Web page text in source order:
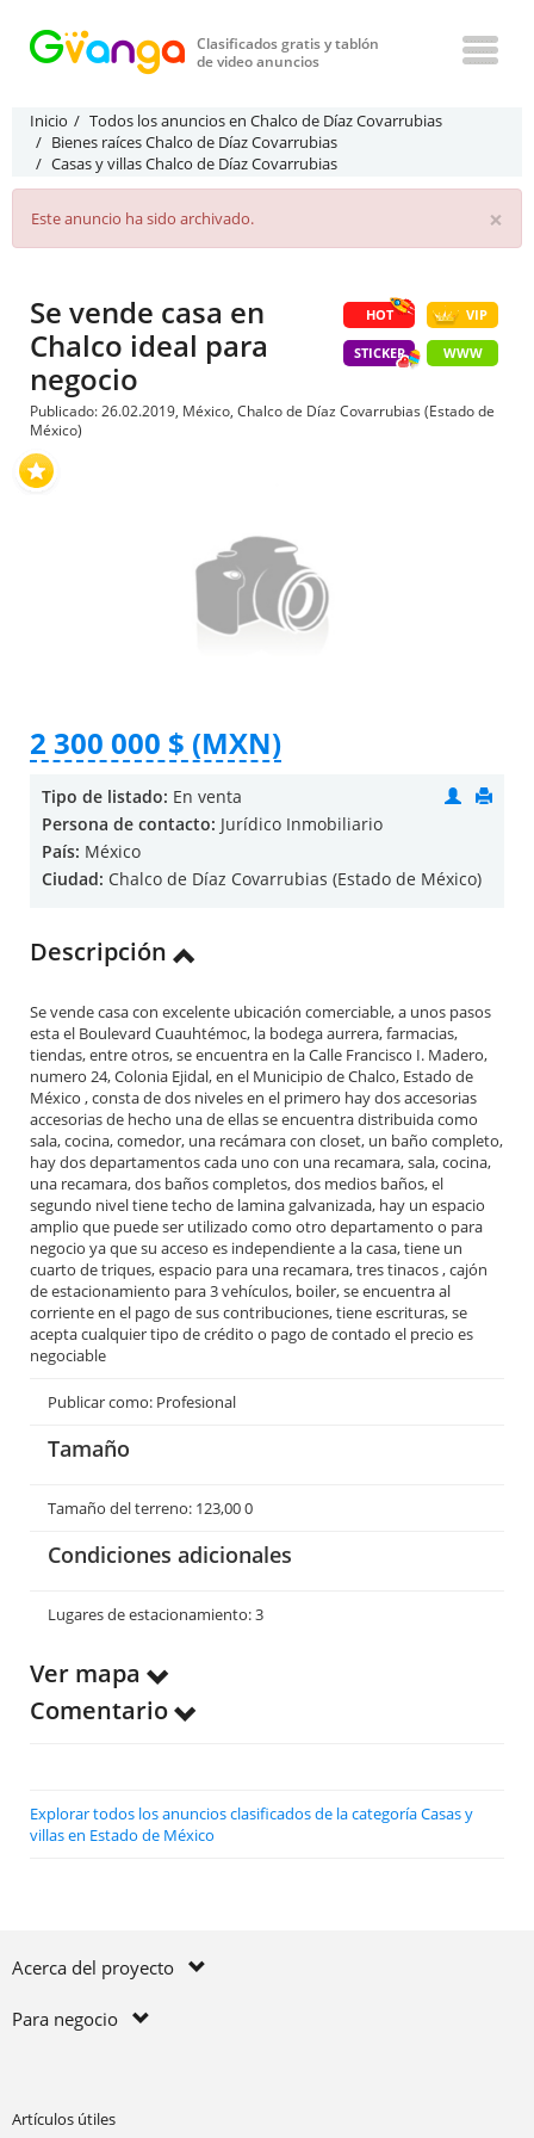
Clasificados gratis y tablón
de video anuncios
Inicio
Todos los anuncios en Chalco de Díaz Covarrubias
Bienes raíces Chalco de Díaz Covarrubias
Casas y villas Chalco de Díaz Covarrubias
×
Este anuncio ha sido archivado.
HOT VIP
STICKER WWW
Se vende casa en
Chalco ideal para
negocio
Publicado: 26.02.2019, México, Chalco de Díaz Covarrubias (Estado de
México)
2 300 000 $ (MXN)
Tipo de listado: En venta
Persona de contacto: Jurídico Inmobiliario
País: México
Ciudad: Chalco de Díaz Covarrubias (Estado de México)
Descripción
Se vende casa con excelente ubicación comerciable, a unos pasos
esta el Boulevard Cuauhtémoc, la bodega aurrera, farmacias,
tiendas, entre otros, se encuentra en la Calle Francisco I. Madero,
numero 24, Colonia Ejidal, en el Municipio de Chalco, Estado de
México , consta de dos niveles en el primero hay dos accesorias
accesorias de hecho una de ellas se encuentra distribuida como
sala, cocina, comedor, una recámara con closet, un baño completo,
hay dos departamentos cada uno con una recamara, sala, cocina,
una recamara, dos baños completos, dos medios baños, el
segundo nivel tiene techo de lamina galvanizada, hay un espacio
amplio que puede ser utilizado como otro departamento o para
negocio ya que su acceso es independiente a la casa, tiene un
cuarto de triques, espacio para una recamara, tres tinacos , cajón
de estacionamiento para 3 vehículos, boiler, se encuentra al
corriente en el pago de sus contribuciones, tiene escrituras, se
acepta cualquier tipo de crédito o pago de contado el precio es
negociable
Publicar como: Profesional
Tamaño
Tamaño del terreno: 123,00 0
Condiciones adicionales
Lugares de estacionamiento: 3
Ver mapa
Comentario
Explorar todos los anuncios clasificados de la categoría Casas y
villas en Estado de México
Acerca del proyecto
Para negocio
Artículos útiles